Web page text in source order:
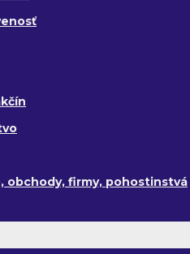
obchody, firmy, pohostinstvá